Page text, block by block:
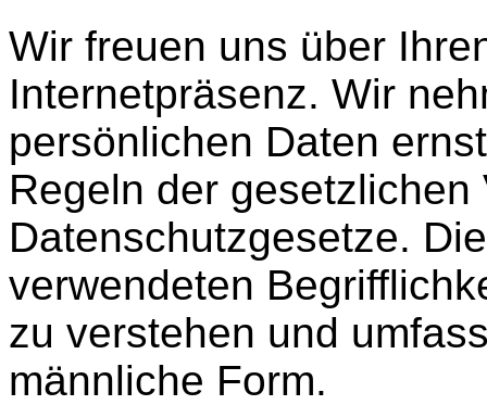
Wir freuen uns über
Internetpräsenz. Wir
persönlichen Daten
Regeln der
Datenschutzgesetze.
verwendeten
zu verstehen und
männliche Form.